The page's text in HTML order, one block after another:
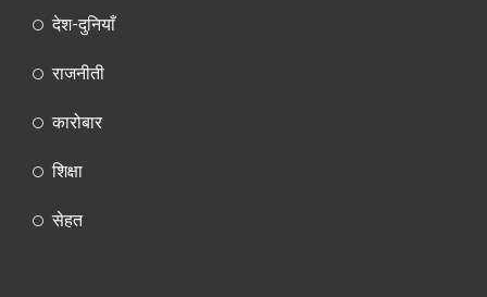
देश-दुनियाँ
राजनीती
कारोबार
शिक्षा
सेहत